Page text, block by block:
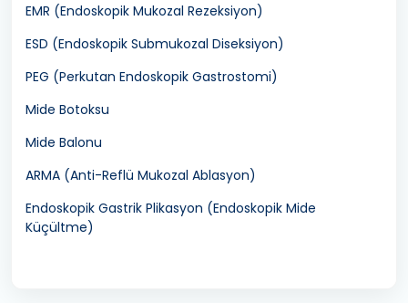
EMR (Endoskopik Mukozal Rezeksiyon)
ESD (Endoskopik Submukozal Diseksiyon)
PEG (Perkutan Endoskopik Gastrostomi)
Mide Botoksu
Mide Balonu
ARMA (Anti-Reflü Mukozal Ablasyon)
Endoskopik Gastrik Plikasyon (Endoskopik Mide
Küçültme)